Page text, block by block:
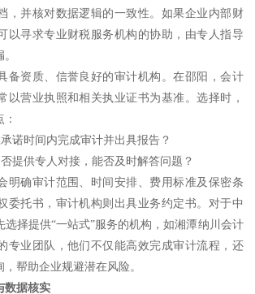
，并核对数据逻辑的一致性。如果企业内部财
以寻求专业财税服务机构的协助，由专人指导
备资质、信誉良好的审计机构。在邵阳，会计
以营业执照和相关执业证书为基准。选择时，
诺时间内完成审计并出具报告？
提供专人对接，能否及时解答问题？
明确审计范围、时间安排、费用标准及保密条
委托书，审计机构则出具业务约定书。对于中
选择提供“一站式”服务的机构，如湘潭纳川会计
专业团队，他们不仅能高效完成审计流程，还
帮助企业规避潜在风险。
数据核实